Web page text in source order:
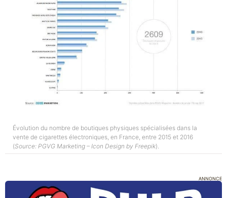
Évolution du nombre de boutiques physiques spécialisées dans la
vente de cigarettes électroniques, en France, entre 2015 et 2016
(Source: PGVG Marketing – Icon Design by Freepik).
ANNONCE